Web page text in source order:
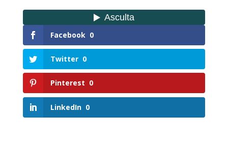
Facebook 0
Twitter 0
Pinterest 0
LinkedIn 0